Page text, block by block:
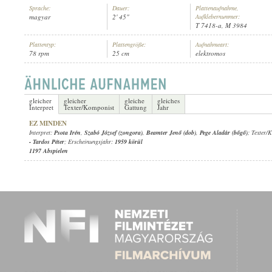
Sprache:
magyar
Dauer:
2' 45"
Plattenaufnahme,
Aufklebernummer:
T 7418-a, M 3984
Plattentyp:
78 rpm
Plattengröße:
25 cm
Aufnahmeart:
elektromos
gleicher
Interpret
gleicher
Texter/Komponist
gleiche
Gattung
gleiches
Jahr
EZ MINDEN
Interpret: Psota Irén, Szabó József (zongora), Beamter Jenő (dob), Pege Aladár (bőgő); Texter/
- Tardos Péter; Erscheinungsjahr: 1959 körül
1197 Abspielen